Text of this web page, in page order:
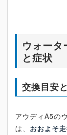
ウォー
と症状
交換目安
アウディA5の
は、 おおよそ